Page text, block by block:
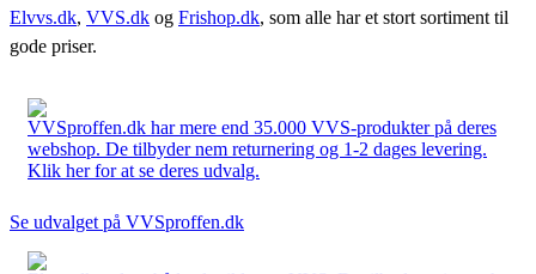
Elvvs.dk, VVS.dk og Frishop.dk, som alle har et stort sortiment til
gode priser.
VVSproffen.dk har mere end 35.000 VVS-produkter på deres
webshop. De tilbyder nem returnering og 1-2 dages levering.
Klik her for at se deres udvalg.
Se udvalget på VVSproffen.dk